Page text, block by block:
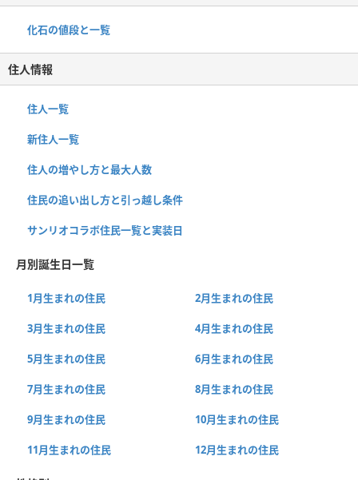
化石の値段と一覧
住人情報
住人一覧
新住人一覧
住人の増やし方と最大人数
住民の追い出し方と引っ越し条件
サンリオコラボ住民一覧と実装日
月別誕生日一覧
1月生まれの住民 2月生まれの住民
3月生まれの住民 4月生まれの住民
5月生まれの住民 6月生まれの住民
7月生まれの住民 8月生まれの住民
9月生まれの住民 10月生まれの住民
11月生まれの住民 12月生まれの住民